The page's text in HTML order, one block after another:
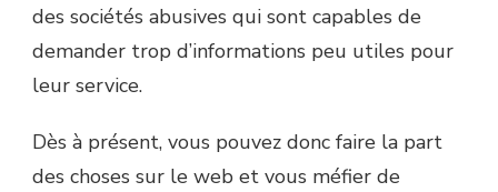
des sociétés abusives qui sont capables de
demander trop d’informations peu utiles pour
leur service.
Dès à présent, vous pouvez donc faire la part
des choses sur le web et vous méfier de